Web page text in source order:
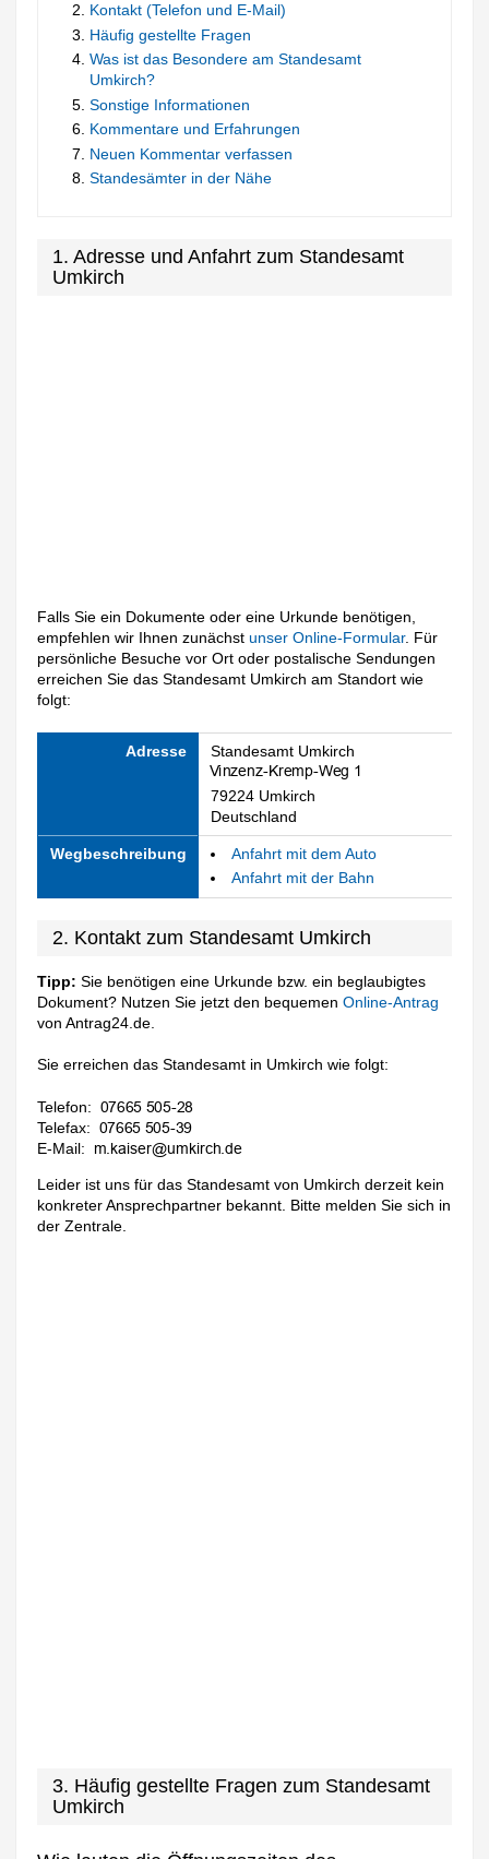
Kontakt (Telefon und E-Mail)
Häufig gestellte Fragen
Was ist das Besondere am Standesamt
Umkirch?
Sonstige Informationen
Kommentare und Erfahrungen
Neuen Kommentar verfassen
Standesämter in der Nähe
1. Adresse und Anfahrt zum Standesamt
Umkirch
Falls Sie ein Dokumente oder eine Urkunde benötigen,
empfehlen wir Ihnen zunächstunser Online-Formular. Für
persönliche Besuche vor Ort oder postalische Sendungen
erreichen Sie das Standesamt Umkirch am Standort wie
folgt:
Adresse Standesamt Umkirch
79224 Umkirch
Deutschland
Wegbeschreibung
Anfahrt mit dem Auto
Anfahrt mit der Bahn
2. Kontakt zum Standesamt Umkirch
Tipp: Sie benötigen eine Urkunde bzw. ein beglaubigtes
Dokument? Nutzen Sie jetzt den bequemenOnline-Antrag
von Antrag24.de.
Sie erreichen das Standesamt in Umkirch wie folgt:
Telefon:
Telefax:
E-Mail:
Leider ist uns für das Standesamt von Umkirch derzeit kein
konkreter Ansprechpartner bekannt. Bitte melden Sie sich in
der Zentrale.
3. Häufig gestellte Fragen zum Standesamt
Umkirch